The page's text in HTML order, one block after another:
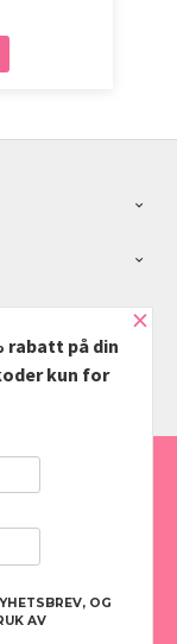
PERSONVERN
og vi kan
lagre
din. Fortsett å
ellerendre innstillinger
×
rabatt på din
kun for
OG
AV